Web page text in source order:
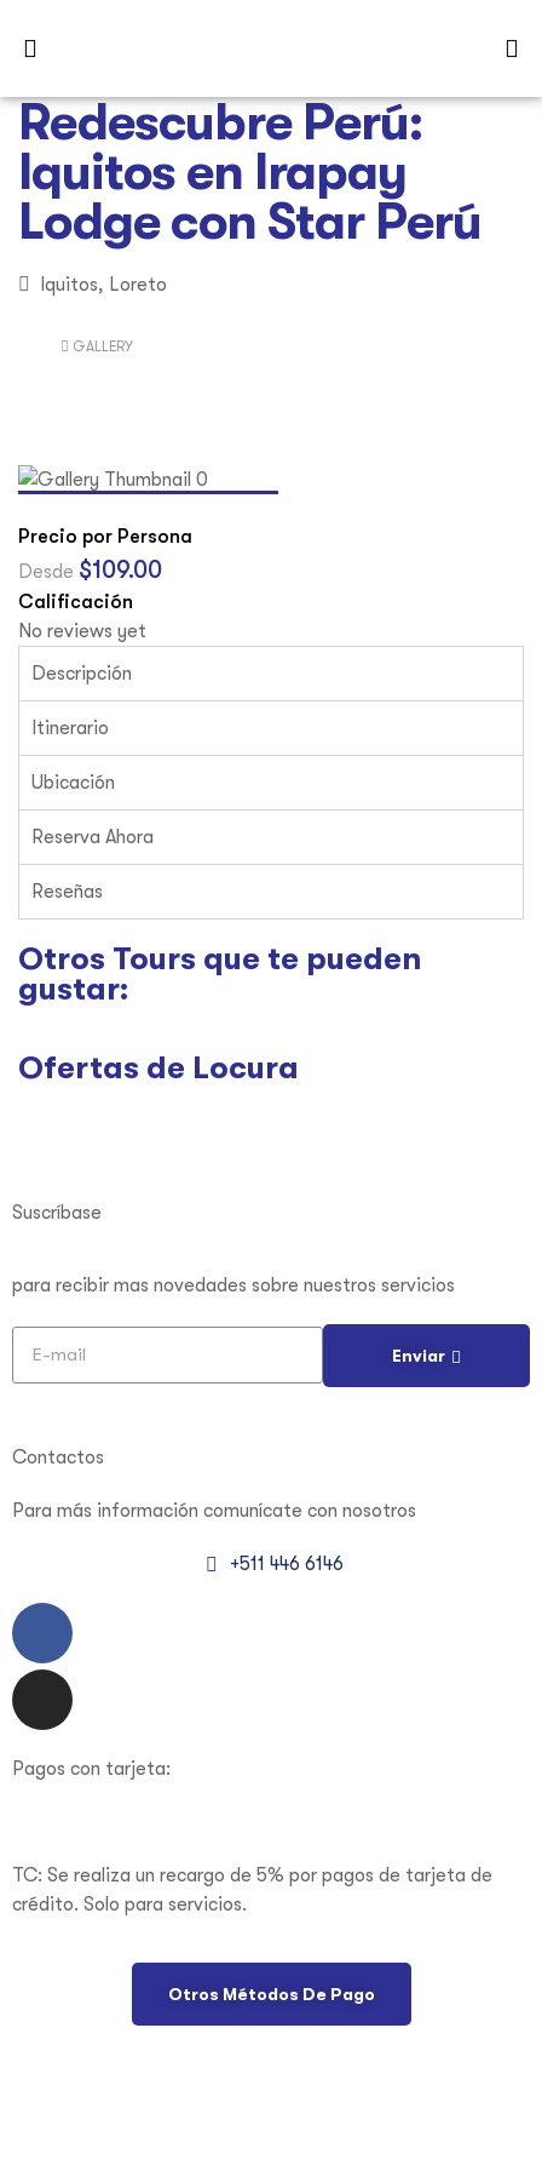
Redescubre Perú:
Iquitos en Irapay
Lodge con Star Perú
Iquitos, Loreto
GALLERY
Precio por Persona
Desde $109.00
Calificación
No reviews yet
Descripción
Itinerario
Ubicación
Reserva Ahora
Reseñas
Otros Tours que te pueden
gustar:​
Ofertas de Locura
Suscríbase
para recibir mas novedades sobre nuestros servicios
Enviar
Contactos
Para más información comunícate con nosotros
+511 446 6146
Pagos con tarjeta:
TC: Se realiza un recargo de 5% por pagos de tarjeta de
crédito. Solo para servicios.
Otros Métodos De Pago